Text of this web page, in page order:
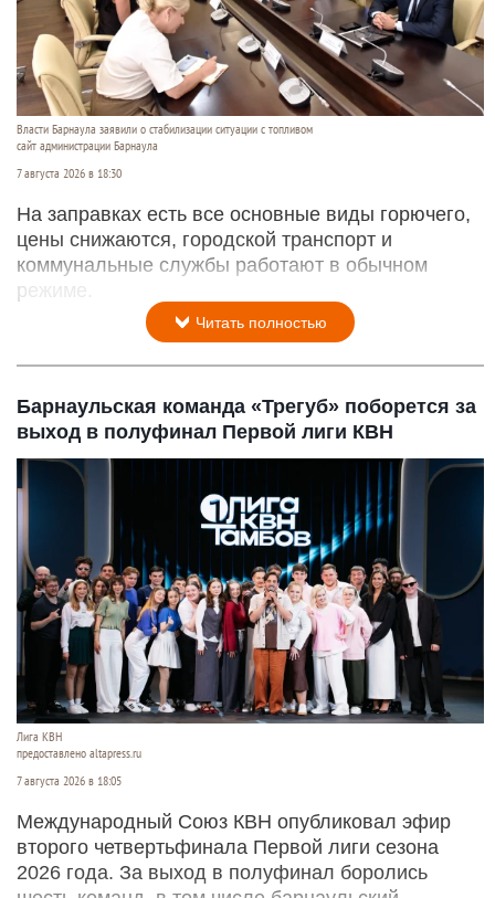
Власти Барнаула заявили о стабилизации ситуации с топливом
сайт администрации Барнаула
7 августа 2026 в 18:30
На заправках есть все основные виды горючего,
цены снижаются, городской транспорт и
коммунальные службы работают в обычном
режиме.
Читать полностью
Барнаульская команда «Трегуб» поборется за
выход в полуфинал Первой лиги КВН
Лига КВН
предоставлено altapress.ru
7 августа 2026 в 18:05
Международный Союз КВН опубликовал эфир
второго четвертьфинала Первой лиги сезона
2026 года. За выход в полуфинал боролись